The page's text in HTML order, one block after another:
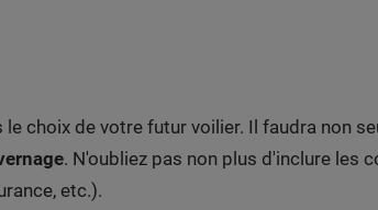
choix de votre futur voilier. Il faudra non
. N'oubliez pas non plus d'inclure les
etc.).